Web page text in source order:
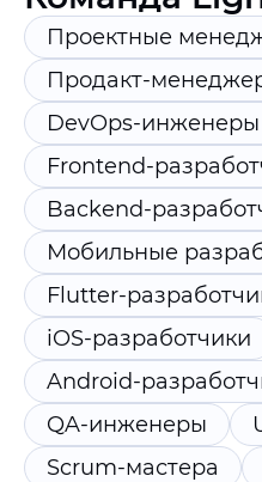
Проектные
Продакт-
DevOps-инженеры
Frontend-
Backend-
Мобильные
Flutter-
iOS-разработчики
Android-
QA-инженеры
Scrum-мастера